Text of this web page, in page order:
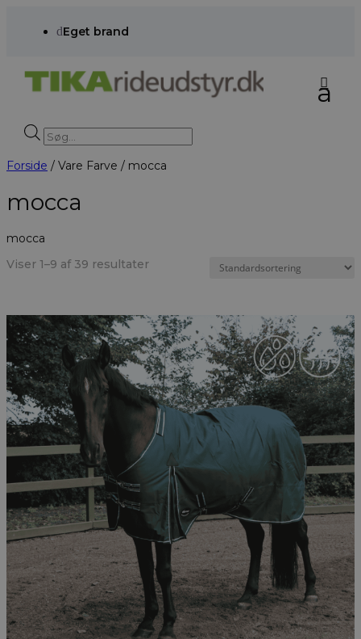
dEget brand
Products
search
Forside / Vare Farve / mocca
mocca
mocca
Viser 1–9 af 39 resultater